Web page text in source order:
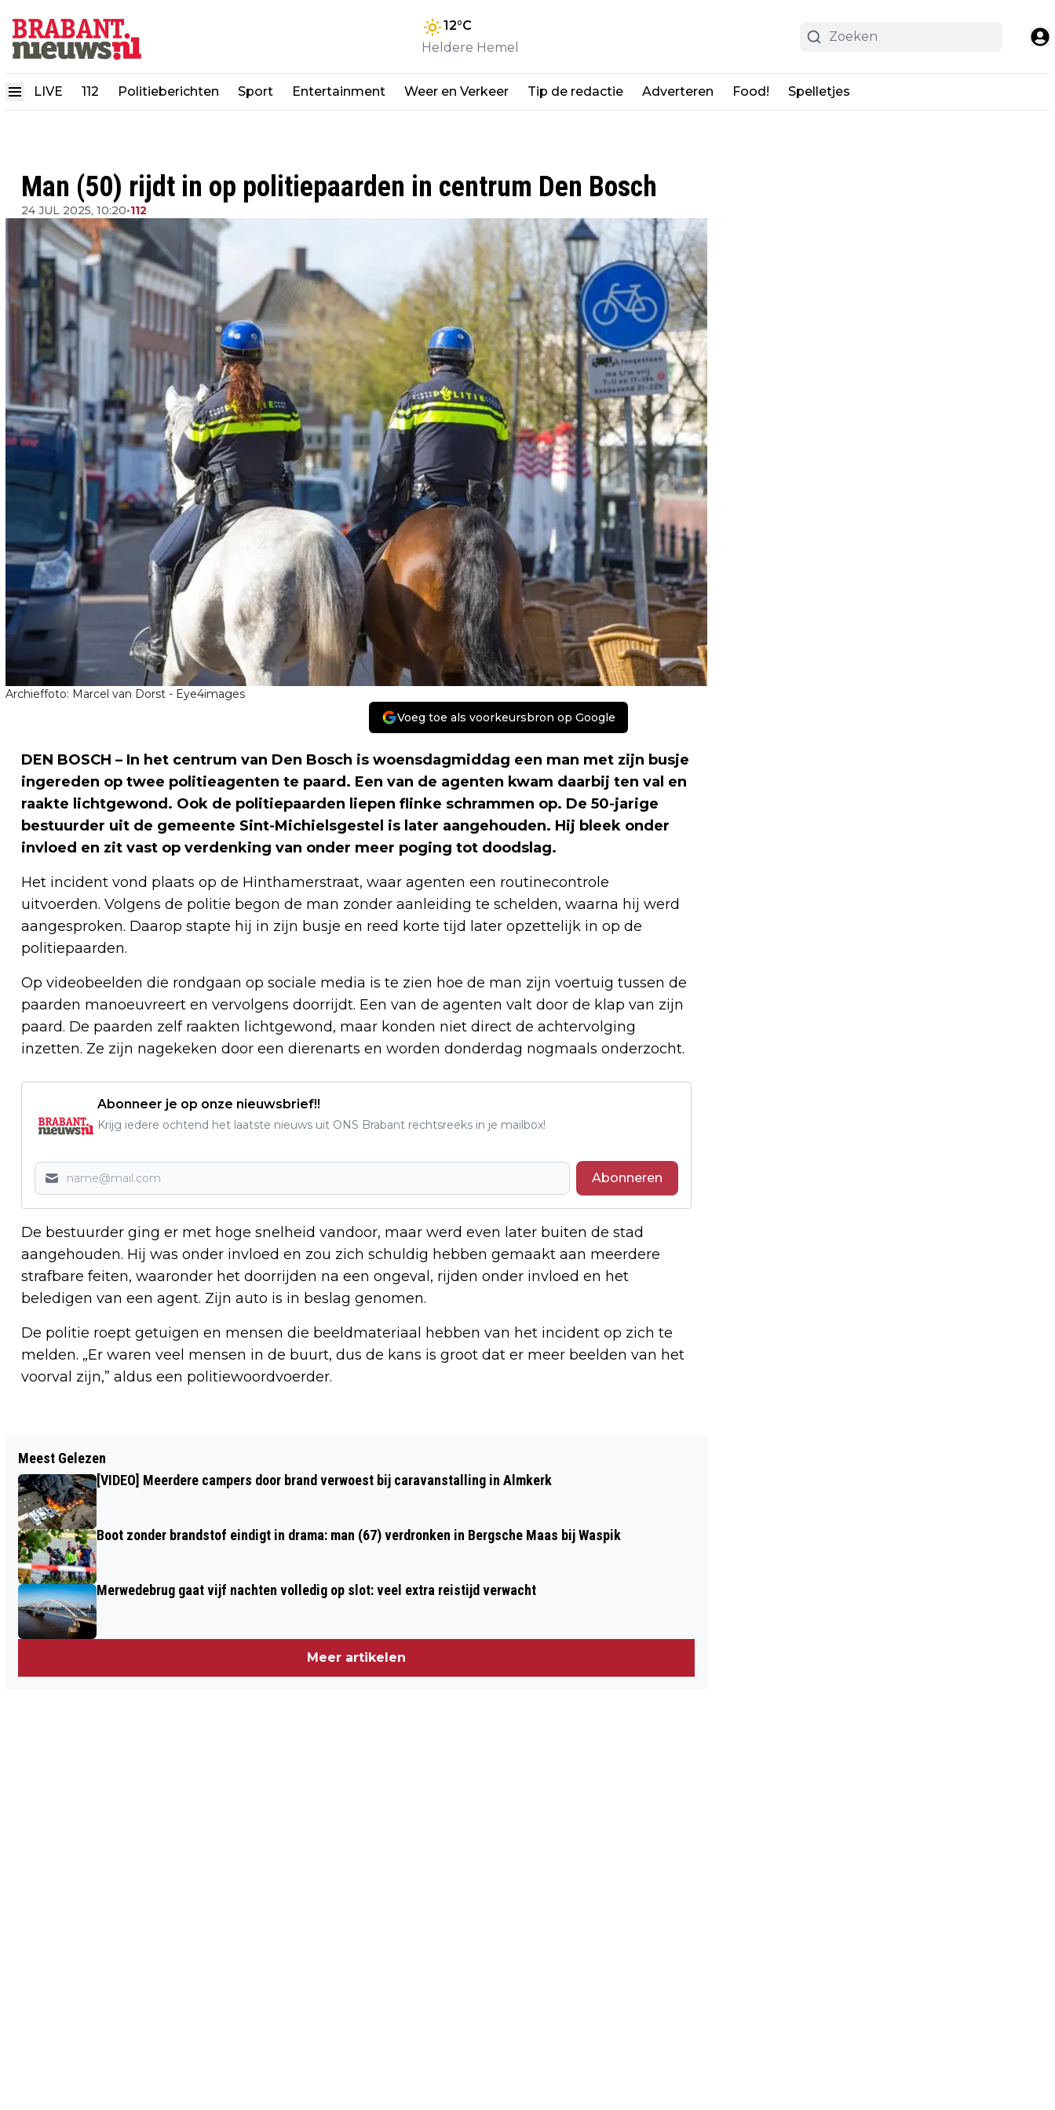
12°C
Heldere Hemel
LIVE 112 Politieberichten Sport Entertainment Weer en Verkeer Tip de redactie Adverteren Food! Spelletjes
Man (50) rijdt in op politiepaarden in centrum Den Bosch
24 JUL 2025, 10:20•112
Archieffoto: Marcel van Dorst - Eye4images
Voeg toe als voorkeursbron op Google
DEN BOSCH – In het centrum van Den Bosch is woensdagmiddag een man met zijn busje
ingereden op twee politieagenten te paard. Een van de agenten kwam daarbij ten val en
raakte lichtgewond. Ook de politiepaarden liepen flinke schrammen op. De 50-jarige
bestuurder uit de gemeente Sint-Michielsgestel is later aangehouden. Hij bleek onder
invloed en zit vast op verdenking van onder meer poging tot doodslag.
Het incident vond plaats op de Hinthamerstraat, waar agenten een routinecontrole
uitvoerden. Volgens de politie begon de man zonder aanleiding te schelden, waarna hij werd
aangesproken. Daarop stapte hij in zijn busje en reed korte tijd later opzettelijk in op de
politiepaarden.
Op videobeelden die rondgaan op sociale media is te zien hoe de man zijn voertuig tussen de
paarden manoeuvreert en vervolgens doorrijdt. Een van de agenten valt door de klap van zijn
paard. De paarden zelf raakten lichtgewond, maar konden niet direct de achtervolging
inzetten. Ze zijn nagekeken door een dierenarts en worden donderdag nogmaals onderzocht.
Abonneer je op onze nieuwsbrief!!
Krijg iedere ochtend het laatste nieuws uit ONS Brabant rechtsreeks in je mailbox!
Abonneren
De bestuurder ging er met hoge snelheid vandoor, maar werd even later buiten de stad
aangehouden. Hij was onder invloed en zou zich schuldig hebben gemaakt aan meerdere
strafbare feiten, waaronder het doorrijden na een ongeval, rijden onder invloed en het
beledigen van een agent. Zijn auto is in beslag genomen.
De politie roept getuigen en mensen die beeldmateriaal hebben van het incident op zich te
melden. „Er waren veel mensen in de buurt, dus de kans is groot dat er meer beelden van het
voorval zijn,” aldus een politiewoordvoerder.
CHAOS OP DE WEG NA DODELIJK
ONGEVAL MET VRACHTWAGEN OP A27
BIJ RAAMSDONKSVEER
MOORD OOSTERHOUT UITGELEVERD
Meest Gelezen
[VIDEO] Meerdere campers door brand verwoest bij caravanstalling in Almkerk
Boot zonder brandstof eindigt in drama: man (67) verdronken in Bergsche Maas bij Waspik
Merwedebrug gaat vijf nachten volledig op slot: veel extra reistijd verwacht
Meer artikelen